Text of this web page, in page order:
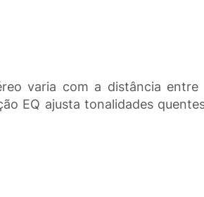
varia com a distância entre
EQ ajusta tonalidades